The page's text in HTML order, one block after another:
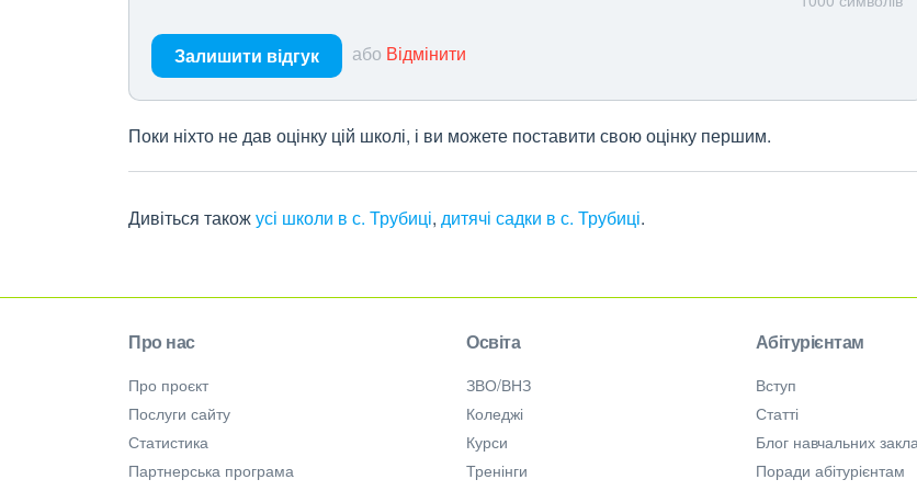
Залишити відгук або Відмінити
Поки ніхто не дав оцінку цій школі, і ви можете поставити свою оцінку першим.
Дивіться такожусі школи в с. Трубиці, дитячі садки в с. Трубиці.
Про нас
Про проєкт
Послуги сайту
Статистика
Партнерська програма
Освіта
ЗВО/ВНЗ
Коледжі
Курси
Тренінги
Абітурієнтам
Вступ
Статті
Блог навчальних
Поради абітурієнтам